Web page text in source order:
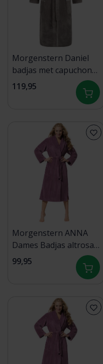
Morgenstern Daniel
badjas met capuchon
Terra/Grijsbruin L
119,95
Morgenstern ANNA
Dames Badjas altrosa
XL
99,95